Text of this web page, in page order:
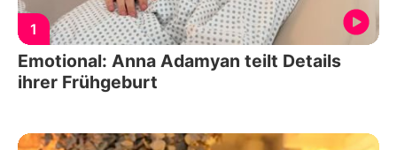
1
Emotional: Anna Adamyan teilt Details
ihrer Frühgeburt